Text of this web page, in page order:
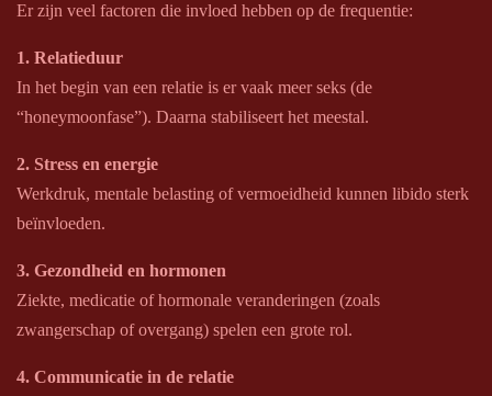
Er zijn veel factoren die invloed hebben op de frequentie:
1. Relatieduur
In het begin van een relatie is er vaak meer seks (de
“honeymoonfase”). Daarna stabiliseert het meestal.
2. Stress en energie
Werkdruk, mentale belasting of vermoeidheid kunnen libido sterk
beïnvloeden.
3. Gezondheid en hormonen
Ziekte, medicatie of hormonale veranderingen (zoals
zwangerschap of overgang) spelen een grote rol.
4. Communicatie in de relatie